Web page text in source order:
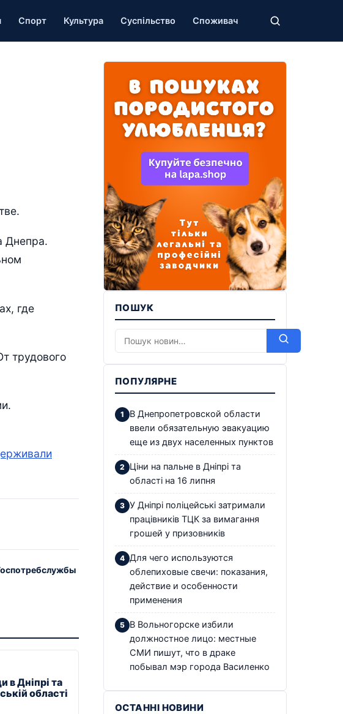
Спорт Культура Суспільство Споживач
Днепра.
где
трудового
в Дніпрі та
області
ПОШУК
ПОПУЛЯРНЕ
В Днепропетровской области
ввели обязательную эвакуацию
еще из двух населенных пунктов
Ціни на пальне в Дніпрі та
області на 16 липня
У Дніпрі поліцейські затримали
працівників ТЦК за вимагання
грошей у призовників
Для чего используются
облепиховые свечи: показания,
действие и особенности
применения
В Вольногорске избили
должностное лицо: местные
СМИ пишут, что в драке
побывал мэр города Василенко
ОСТАННІ НОВИНИ